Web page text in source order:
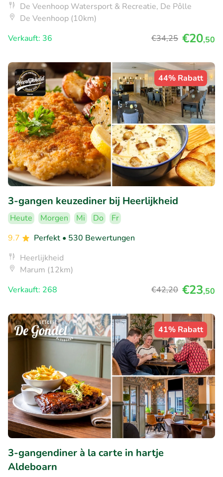
De Veenhoop Watersport & Recreatie, De Pôlle
De Veenhoop (10km)
Verkauft: 36
€34,25 €20,50
44% Rabatt
3-gangen keuzediner bij Heerlijkheid
Heute Morgen Mi Do
Fr
9.7
Perfekt • 530 Bewertungen
Heerlijkheid
Marum (12km)
Verkauft: 268
€42,20 €23,50
41% Rabatt
3-gangendiner à la carte in hartje
Aldeboarn